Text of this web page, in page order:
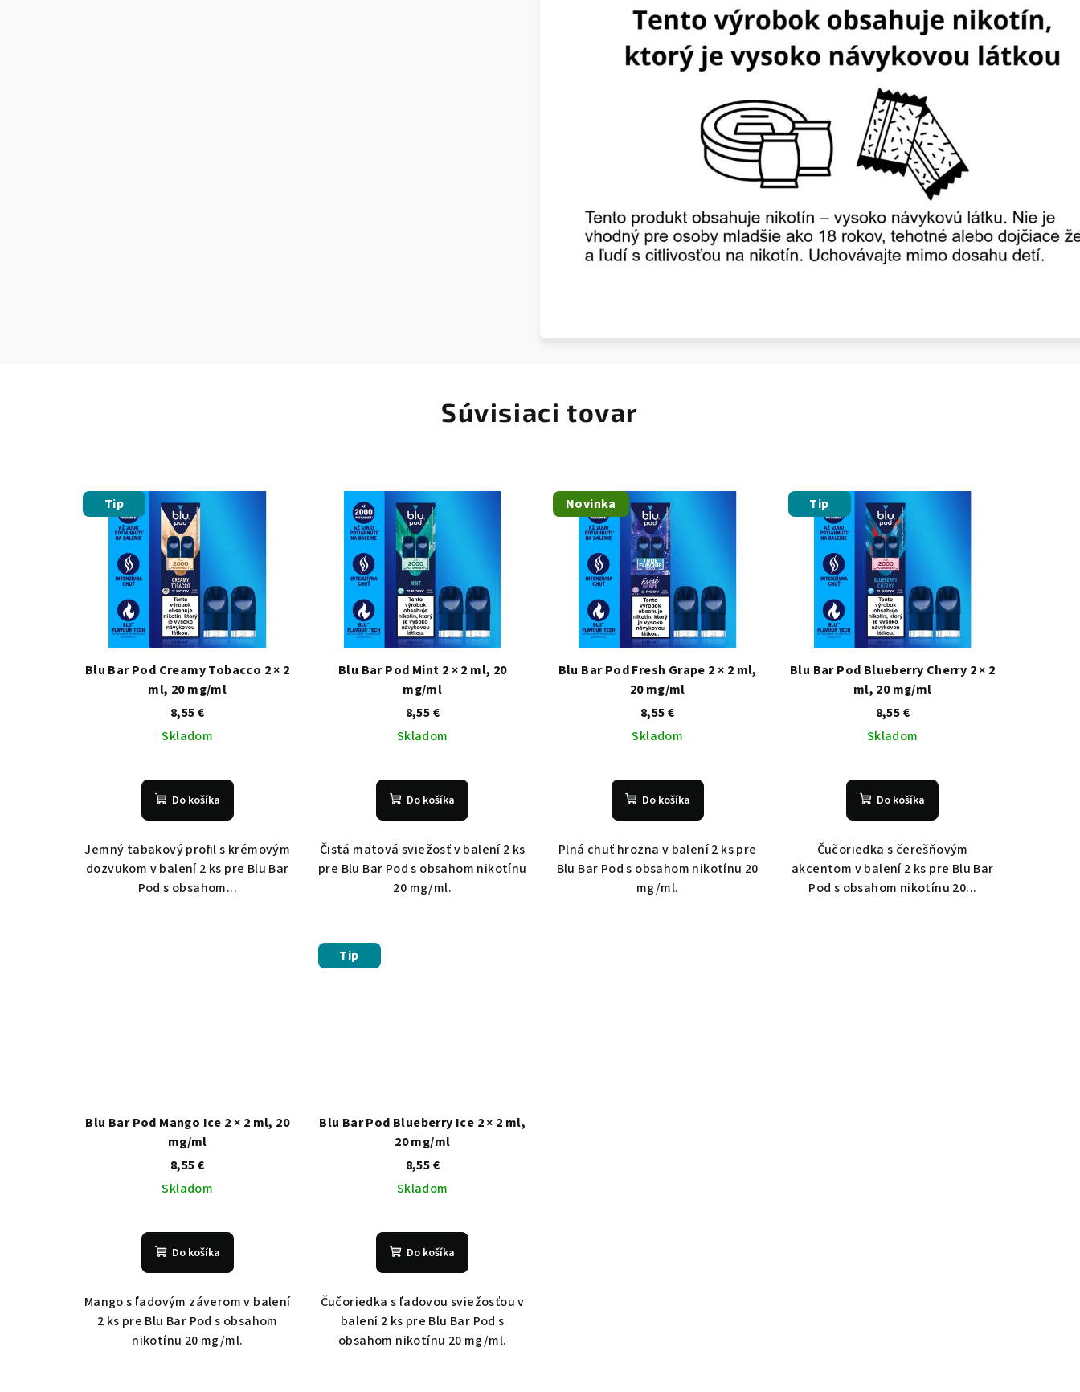
Súvisiaci tovar
Tip
Blu Bar Pod Creamy Tobacco 2 × 2
ml, 20 mg/ml
8,55 €
Skladom
Do košíka
Jemný tabakový profil s krémovým
dozvukom v balení 2 ks pre Blu Bar
Pod s obsahom...
Blu Bar Pod Mint 2 × 2 ml, 20
mg/ml
8,55 €
Skladom
Do košíka
Čistá mätová sviežosť v balení 2 ks
pre Blu Bar Pod s obsahom nikotínu
20 mg/ml.
Novinka
Blu Bar Pod Fresh Grape 2 × 2 ml,
20 mg/ml
8,55 €
Skladom
Do košíka
Plná chuť hrozna v balení 2 ks pre
Blu Bar Pod s obsahom nikotínu 20
mg/ml.
Tip
Blu Bar Pod Blueberry Cherry 2 × 2
ml, 20 mg/ml
8,55 €
Skladom
Do košíka
Čučoriedka s čerešňovým
akcentom v balení 2 ks pre Blu Bar
Pod s obsahom nikotínu 20...
Blu Bar Pod Mango Ice 2 × 2 ml, 20
mg/ml
8,55 €
Skladom
Do košíka
Mango s ľadovým záverom v balení
2 ks pre Blu Bar Pod s obsahom
nikotínu 20 mg/ml.
Tip
Blu Bar Pod Blueberry Ice 2 × 2 ml,
20 mg/ml
8,55 €
Skladom
Do košíka
Čučoriedka s ľadovou sviežosťou v
balení 2 ks pre Blu Bar Pod s
obsahom nikotínu 20 mg/ml.